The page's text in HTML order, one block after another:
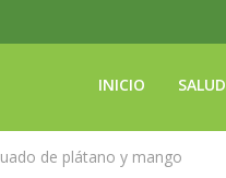
INICIO SALUD
de plátano y mango